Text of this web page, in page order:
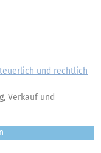
und rechtlich
Verkauf und